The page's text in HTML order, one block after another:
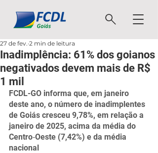
Inadimplência: 61% dos goianos
negativados devem mais de R$
1 mil
27 de fev. 2 min de leitura
FCDL-GO informa que, em janeiro
deste ano, o número de inadimplentes
de Goiás cresceu 9,78%, em relação a
janeiro de 2025, acima da média do
Centro‐Oeste (7,42%) e da média
nacional